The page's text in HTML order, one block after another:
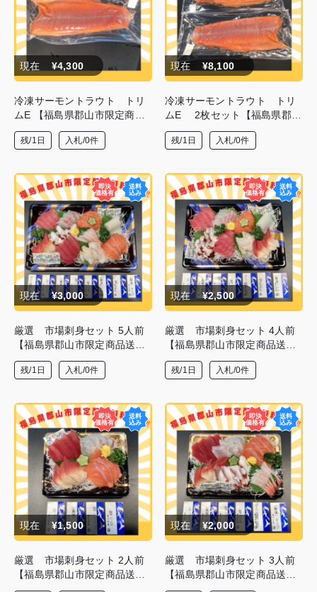
現在 ¥4,300
冷凍サーモントラウト トリ
ムE 【福島県郡山市限定商品
送料無料】
残/1日 入札/0件
現在 ¥8,100
冷凍サーモントラウト トリ
ムE 2枚セット【福島県郡山
市限定商品送料無料】
残/1日 入札/0件
現在 ¥3,000
厳選 市場刺身セット 5人前
【福島県郡山市限定商品送料
無料】
残/1日 入札/0件
現在 ¥2,500
厳選 市場刺身セット 4人前
【福島県郡山市限定商品送料
無料】
残/1日 入札/0件
現在 ¥1,500
厳選 市場刺身セット 2人前
【福島県郡山市限定商品送料
無料】
現在 ¥2,000
厳選 市場刺身セット 3人前
【福島県郡山市限定商品送料
無料】